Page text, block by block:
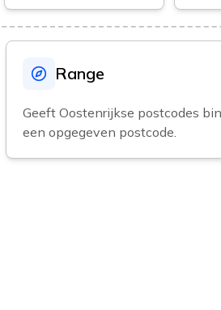
Range
Geeft Oostenrijkse postcodes
een opgegeven postcode.